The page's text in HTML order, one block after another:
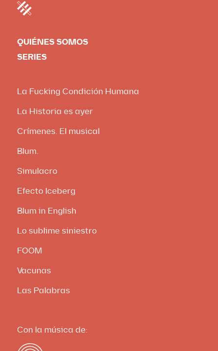
QUIÉNES SOMOS
SERIES
La Fucking Condición Humana
La Historia es ayer
Crímenes. El musical
Blum.
Simulacro
Efecto Iceberg
Blum in English
Lo sublime siniestro
FOOM
Vacunas
Las Palabras
Con la música de: